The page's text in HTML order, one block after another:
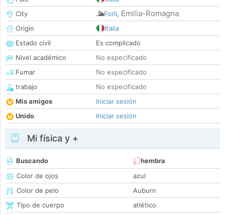
City
Forli, Emilia-Romagna
Origin
Italia
Estado civil
Es complicado
Nivel académico
No especificado
Fumar
No especificado
trabajo
No especificado
Mis amigos
Iniciar sesión
Unido
Iniciar sesión
Mi física y +
Buscando
hembra
Color de ojos
azul
Color de pelo
Auburn
Tipo de cuerpo
atlético